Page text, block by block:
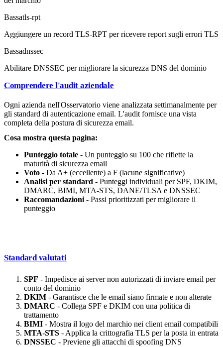
Bassatls-rpt
Aggiungere un record TLS-RPT per ricevere report sugli errori TLS
Bassadnssec
Abilitare DNSSEC per migliorare la sicurezza DNS del dominio
Comprendere l'audit aziendale
Ogni azienda nell'Osservatorio viene analizzata settimanalmente per
gli standard di autenticazione email. L'audit fornisce una vista
completa della postura di sicurezza email.
Cosa mostra questa pagina:
Punteggio totale - Un punteggio su 100 che riflette la
maturità di sicurezza email
Voto - Da A+ (eccellente) a F (lacune significative)
Analisi per standard - Punteggi individuali per SPF, DKIM,
DMARC, BIMI, MTA-STS, DANE/TLSA e DNSSEC
Raccomandazioni - Passi prioritizzati per migliorare il
punteggio
Standard valutati
SPF - Impedisce ai server non autorizzati di inviare email per
conto del dominio
DKIM - Garantisce che le email siano firmate e non alterate
DMARC - Collega SPF e DKIM con una politica di
trattamento
BIMI - Mostra il logo del marchio nei client email compatibili
MTA-STS - Applica la crittografia TLS per la posta in entrata
DNSSEC - Previene gli attacchi di spoofing DNS